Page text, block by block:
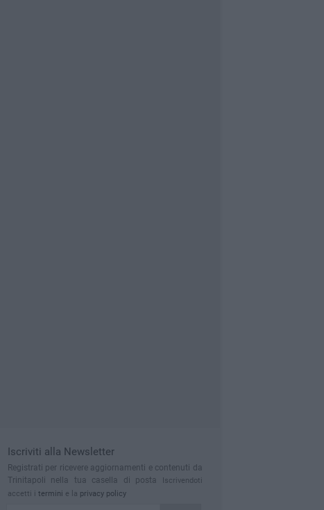
Iscriviti alla Newsletter
Registrati per ricevere aggiornamenti e contenuti da
Trinitapoli nella tua casella di posta
Iscrivendoti
accetti i termini e la privacy policy